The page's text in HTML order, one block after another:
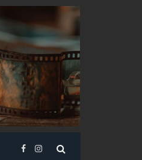
Facebook
Instagram